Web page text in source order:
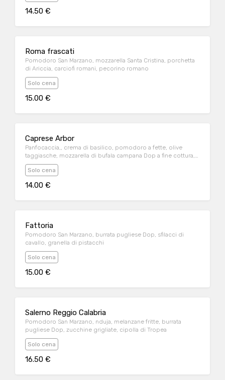
14.50 €
Roma frascati
Pomodoro San Marzano, mozzarella Santa Cristina, porchetta
di Ariccia, carciofi romani, pecorino romano
Solo cena
15.00 €
Caprese Arbor
Panfocaccia,, crema di basilico, pomodoro a fette, olive
taggiasche, mozzarella di bufala campana Dop a fine cottura,
origano, salsa di pomodoro a parte
Solo cena
14.00 €
Fattoria
Pomodoro San Marzano, burrata pugliese Dop, sfilacci di
cavallo, granella di pistacchi
Solo cena
15.00 €
Salerno Reggio Calabria
Pomodoro San Marzano, nduja, melanzane fritte, burrata
pugliese Dop, zucchine grigliate, cipolla di Tropea
Solo cena
16.50 €